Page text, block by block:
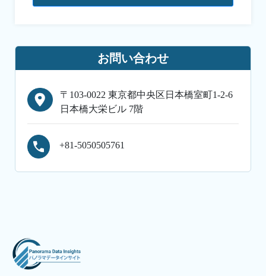
お問い合わせ
〒103-0022 東京都中央区日本橋室町1-2-6
日本橋大栄ビル 7階
+81-5050505761